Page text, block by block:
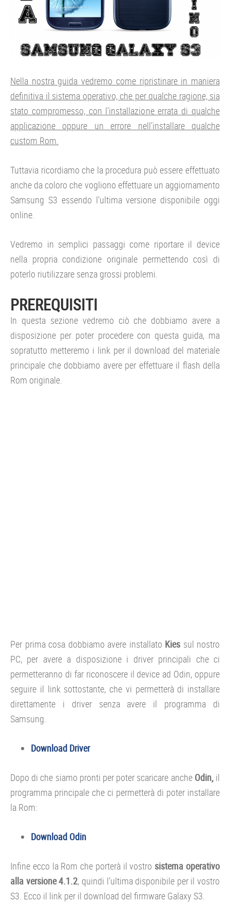
Nella nostra guida vedremo come ripristinare in maniera
definitiva il sistema operativo, che per qualche ragione, sia
stato compromesso, con l’installazione errata di qualche
applicazione oppure un errore nell’installare qualche
custom Rom.
Tuttavia ricordiamo che la procedura può essere effettuato
anche da coloro che vogliono effettuare un aggiornamento
Samsung S3 essendo l’ultima versione disponibile oggi
online.
Vedremo in semplici passaggi come riportare il device
nella propria condizione originale permettendo così di
poterlo riutilizzare senza grossi problemi.
PREREQUISITI
In questa sezione vedremo ciò che dobbiamo avere a
disposizione per poter procedere con questa guida, ma
sopratutto metteremo i link per il download del materiale
principale che dobbiamo avere per effettuare il flash della
Rom originale.
Per prima cosa dobbiamo avere installato Kies sul nostro
PC, per avere a disposizione i driver principali che ci
permetteranno di far riconoscere il device ad Odin, oppure
seguire il link sottostante, che vi permetterà di installare
direttamente i driver senza avere il programma di
Samsung.
Download Driver
Dopo di che siamo pronti per poter scaricare anche Odin,il
programma principale che ci permetterà di poter installare
la Rom:
Download Odin
Infine ecco la Rom che porterà il vostro sistema operativo
alla versione 4.1.2, quindi l’ultima disponibile per il vostro
S3. Ecco il link per il download del firmware Galaxy S3.